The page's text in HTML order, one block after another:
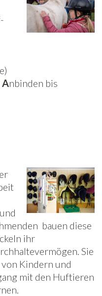
Anbinden bis
bauen diese
ihr
Sie
Kindern und
mit den Huftieren